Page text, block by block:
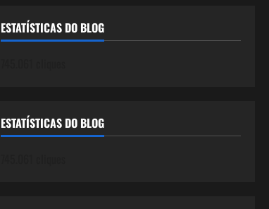
ESTATÍSTICAS DO BLOG
ESTATÍSTICAS DO BLOG